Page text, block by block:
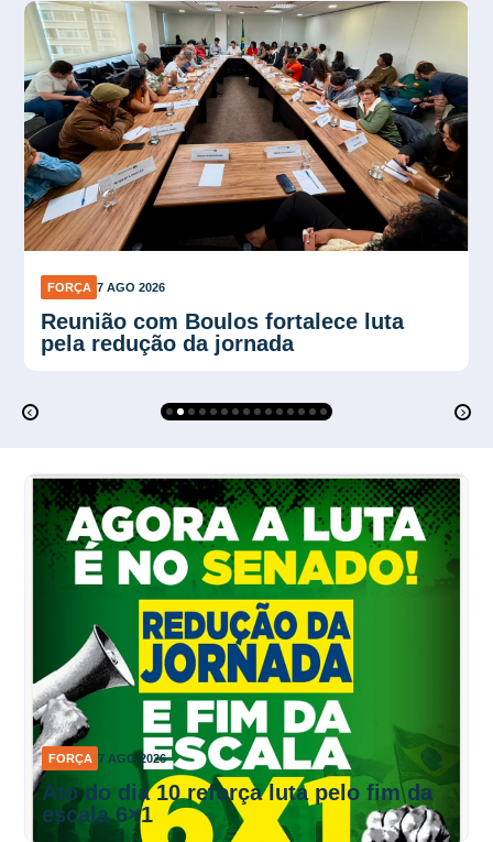
FORÇA 7 AGO 2026
Plano Verão reforça proteção contra
calor no trabalho
FORÇA 7 AGO 2026
Ato do dia 10 reforça luta pelo fim da
escala 6×1